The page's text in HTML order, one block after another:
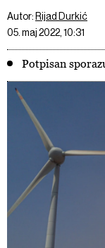
Autor: Rijad Durkić
05. maj 2022, 10:31
Potpisan